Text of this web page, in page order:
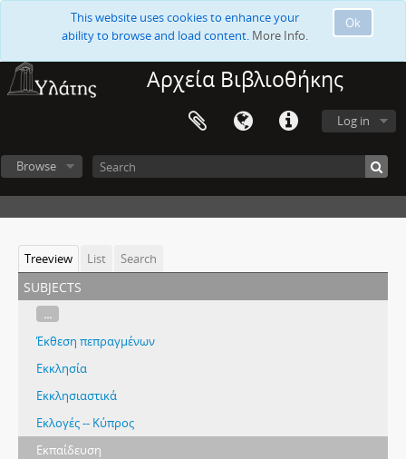
Ok
This website uses cookies to enhance your
ability to browse and load content. More Info.
Αρχεία Βιβλιοθήκης
Log in
Browse
Treeview List Search
subjects
...
Έκθεση πεπραγμένων
Εκκλησία
Εκκλησιαστικά
Εκλογές -- Κύπρος
Εκπαίδευση